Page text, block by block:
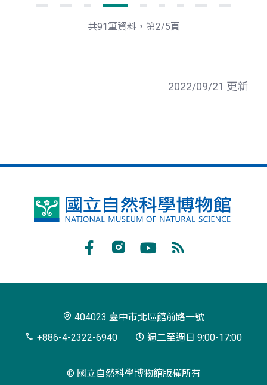
一
後
共91筆資料，第2/5頁
2022/09/21 更新
國
博
閱
404023 臺中市北區館前路一號
+886-4-2322-6940
週二至週日 9:00-17:00
© 國立自然科學博物館版權所有